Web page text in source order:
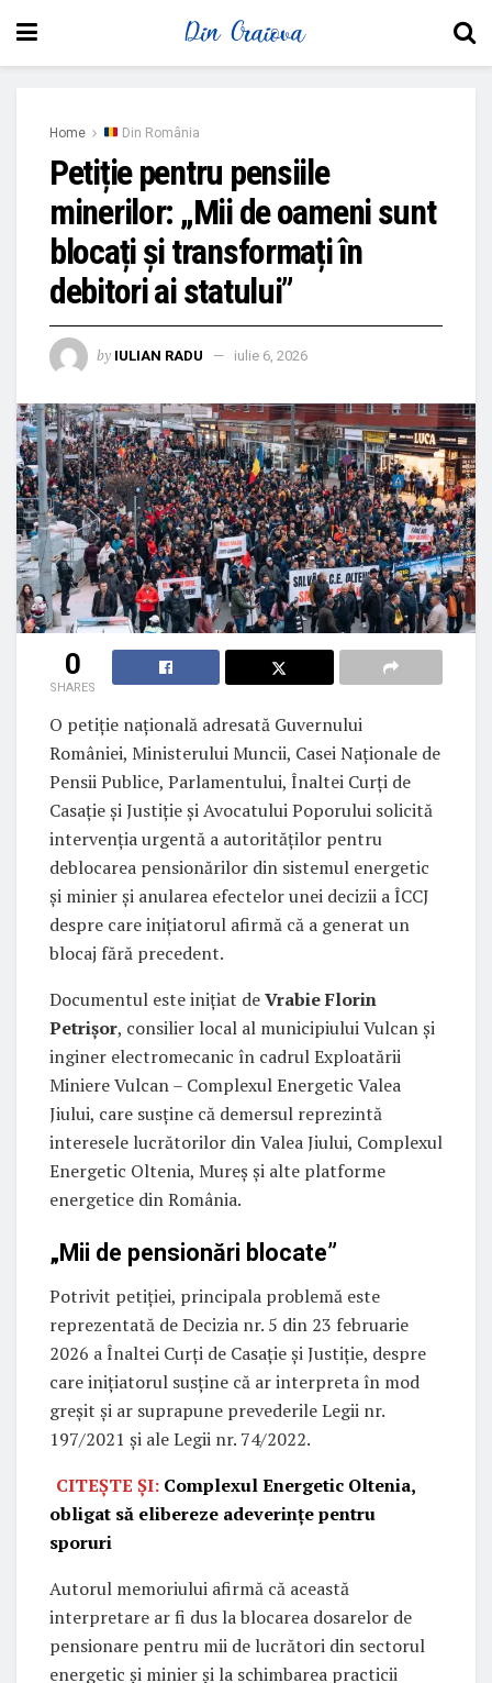
Home Din România
Petiție pentru pensiile
minerilor: „Mii de oameni sunt
blocați și transformați în
debitori ai statului”
by IULIAN RADU iulie 6, 2026
0
SHARES
O petiție națională adresată Guvernului
României, Ministerului Muncii, Casei Naționale de
Pensii Publice, Parlamentului, Înaltei Curți de
Casație și Justiție și Avocatului Poporului solicită
intervenția urgentă a autorităților pentru
deblocarea pensionărilor din sistemul energetic
și minier și anularea efectelor unei decizii a ÎCCJ
despre care inițiatorul afirmă că a generat un
blocaj fără precedent.
Documentul este inițiat deVrabie Florin
Petrișor, consilier local al municipiului Vulcan și
inginer electromecanic în cadrul Exploatării
Miniere Vulcan – Complexul Energetic Valea
Jiului, care susține că demersul reprezintă
interesele lucrătorilor din Valea Jiului, Complexul
Energetic Oltenia, Mureș și alte platforme
energetice din România.
„Mii de pensionări blocate”
Potrivit petiției, principala problemă este
reprezentată de Decizia nr. 5 din 23 februarie
2026 a Înaltei Curți de Casație și Justiție, despre
care inițiatorul susține că ar interpreta în mod
greșit și ar suprapune prevederile Legii nr.
197/2021 și ale Legii nr. 74/2022.
CITEȘTE ȘI: Complexul Energetic Oltenia,
obligat să elibereze adeverințe pentru
sporuri
Autorul memoriului afirmă că această
interpretare ar fi dus la blocarea dosarelor de
pensionare pentru mii de lucrători din sectorul
energetic și minier și la schimbarea practicii